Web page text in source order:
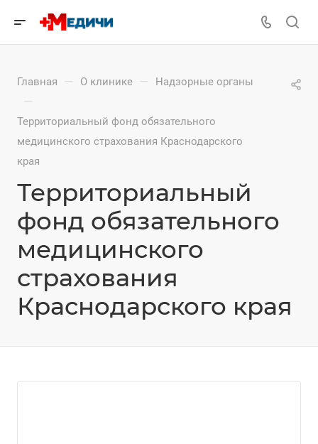
Главная — О клинике — Надзорные органы
—
Территориальный фонд обязательного
медицинского страхования Краснодарского
края
Территориальный
фонд обязательного
медицинского
страхования
Краснодарского края